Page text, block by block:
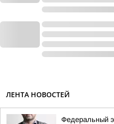
ЛЕНТА НОВОСТЕЙ
Федеральный